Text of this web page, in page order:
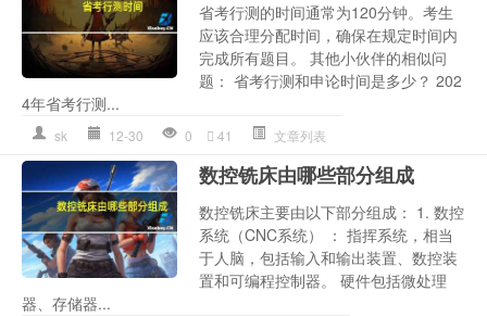
省考行测的时间通常为120分钟。考生
应该合理分配时间，确保在规定时间内
完成所有题目。 其他小伙伴的相似问
题： 省考行测和申论时间是多少？ 202
4年省考行测...
sk 12-30 0 41 文章列表
数控铣床由哪些部分组成
数控铣床主要由以下部分组成： 1. 数控
系统（CNC系统） ： 指挥系统，相当
于人脑，包括输入和输出装置、数控装
置和可编程控制器。 硬件包括微处理
器、存储器...